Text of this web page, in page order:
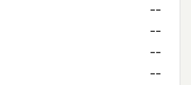
--
--
--
--